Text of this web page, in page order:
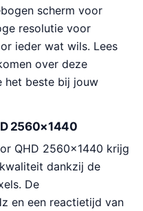
scherm voor
resolutie voor
ieder wat wils. Lees
over deze
het beste bij jouw
2560×1440
QHD 2560×1440 krijg
dankzij de
De
en een reactietijd van